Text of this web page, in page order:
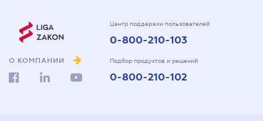
О КОМПАНИИ
Центр поддержки пользователей
0-800-210-103
Подбор продуктов и решений
0-800-210-102